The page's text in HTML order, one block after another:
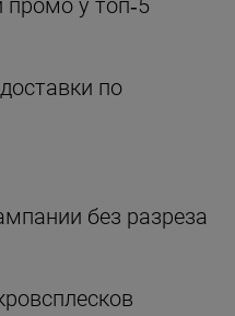
по
без разреза